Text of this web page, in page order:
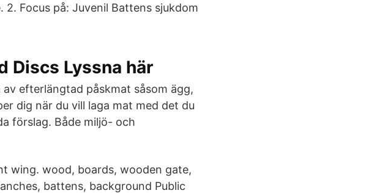
Focus på: Juvenil Battens sjukdom
Discs Lyssna här
efterlängtad påskmat såsom ägg,
dig när du vill laga mat med det du
förslag. Både miljö- och
wing. wood, boards, wooden gate,
battens, background Public